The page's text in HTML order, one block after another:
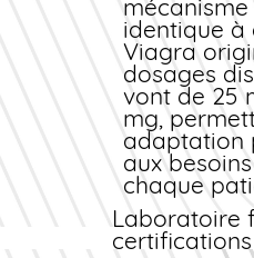
effets, et
d'emploi
identique à
Viagra
dosages
vont de 25
mg,
adaptation
aux
chaque
Laboratoire
certifications